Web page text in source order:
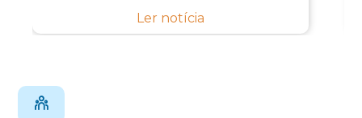
Ler notícia